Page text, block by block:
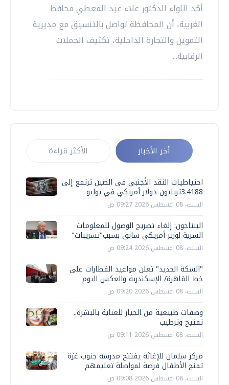
أكد اللواء الدكتور علاء عبد المعطي محافظ
الغربية، أن المحافظة تواصل بالتنسيق مع مديرية
التموين والتجارة الداخلية، تكثيف الحملات
الرقابية...
أخر الأخبار الأكثر قراءة
احتياطيات النقد الأجنبي في الصين ترتفع إلى
3.4188تريليون دولار أمريكي في يوليو
السبت، 08 اغسطس 2026 09:27 ص
البنتاجون: إلغاء تصريح الوصول للمعلومات
السرية لوزير أمريكي سابق بسبب"تسريبات"
السبت، 08 اغسطس 2026 09:24 ص
"السكة الحديد" تعلن مواعيد القطارات على
خط القاهرة/ الإسكندرية والعكس اليوم
السبت، 08 اغسطس 2026 09:20 ص
وصفات طبيعية من الخيار للعناية بالبشرة..
تفتيح وترطيب
السبت، 08 اغسطس 2026 09:11 ص
مركز سلمان للإغاثة يفتتح مدرسة جنوب غزة
تمنح الأطفال فرصة لمواصلة تعليمهم
السبت، 08 اغسطس 2026 09:08 ص